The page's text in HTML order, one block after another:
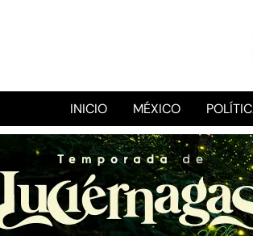
INICIO MÉXICO